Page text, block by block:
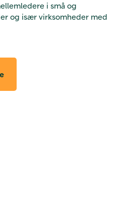
i små og
og især virksomheder med